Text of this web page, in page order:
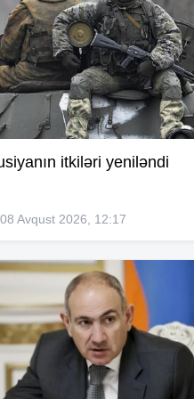
itkiləri yeniləndi
08 Avqust 2026, 12:17